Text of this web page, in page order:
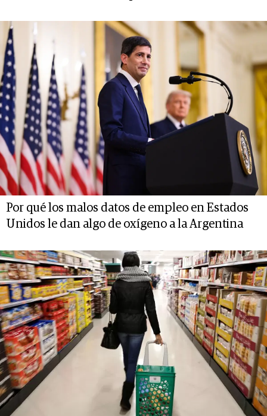
Por qué los malos datos de empleo en Estados
Unidos le dan algo de oxígeno a la Argentina